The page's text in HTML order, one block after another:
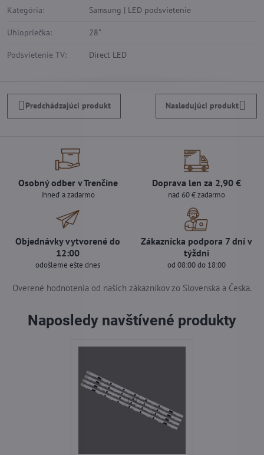
Kategória: Samsung | LED podsvietenie
Uhlopriečka: 28"
Podsvietenie TV: Direct LED
Predchádzajúci produkt Nasledujúci produkt
Osobný odber v Trenčíne
ihneď a zadarmo
Doprava len za 2,90 €
nad 60 € zadarmo
Objednávky vytvorené do
12:00
odošleme ešte dnes
Zákaznícka podpora 7 dní v
týždni
od 08:00 do 18:00
Overené hodnotenia od našich zákazníkov zo Slovenska a Česka.
Naposledy navštívené produkty